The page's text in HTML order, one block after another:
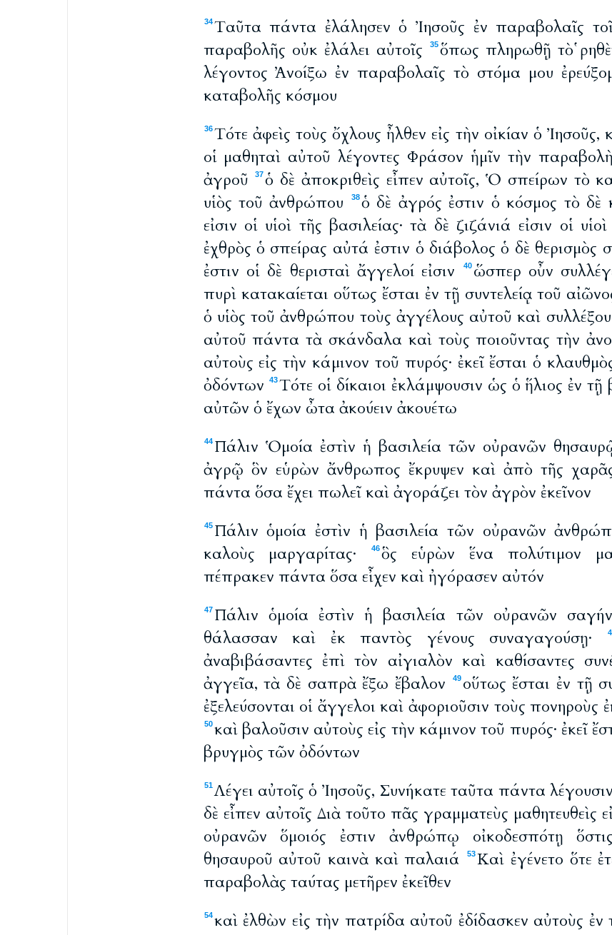
34 Ταῦτα πάντα ἐλάλησεν ὁ Ἰησοῦς ἐν παραβολαῖς
παραβολῆς οὐκ ἐλάλει αὐτοῖς
35ὅπως πληρωθῇ τὸ
λέγοντος Ἀνοίξω ἐν παραβολαῖς τὸ στόμα μου
καταβολῆς κόσμου
36 Τότε ἀφεὶς τοὺς ὄχλους ἦλθεν εἰς τὴν οἰκίαν ὁ
οἱ μαθηταὶ αὐτοῦ λέγοντες Φράσον ἡμῖν τὴν
ἀγροῦ
37ὁ δὲ ἀποκριθεὶς εἶπεν αὐτοῖς, Ὁ σπείρων τὸ
υἱὸς τοῦ ἀνθρώπου
38ὁ δὲ ἀγρός ἐστιν ὁ κόσμος τὸ δὲ
εἰσιν οἱ υἱοὶ τῆς βασιλείας· τὰ δὲ ζιζάνιά εἰσιν οἱ
ἐχθρὸς ὁ σπείρας αὐτά ἐστιν ὁ διάβολος ὁ δὲ θερισμὸς
ἐστιν οἱ δὲ θερισταὶ ἄγγελοί εἰσιν
40 ὥσπερ οὖν
πυρὶ κατακαίεται οὕτως ἔσται ἐν τῇ συντελείᾳ τοῦ
ὁ υἱὸς τοῦ ἀνθρώπου τοὺς ἀγγέλους αὐτοῦ καὶ
αὐτοῦ πάντα τὰ σκάνδαλα καὶ τοὺς ποιοῦντας τὴν
αὐτοὺς εἰς τὴν κάμινον τοῦ πυρός· ἐκεῖ ἔσται ὁ
ὀδόντων
43Τότε οἱ δίκαιοι ἐκλάμψουσιν ὡς ὁ ἥλιος ἐν
αὐτῶν ὁ ἔχων ὦτα ἀκούειν ἀκουέτω
44 Πάλιν Ὁμοία ἐστὶν ἡ βασιλεία τῶν οὐρανῶν
ἀγρῷ ὃν εὑρὼν ἄνθρωπος ἔκρυψεν καὶ ἀπὸ τῆς
πάντα ὅσα ἔχει πωλεῖ καὶ ἀγοράζει τὸν ἀγρὸν ἐκεῖνον
45 Πάλιν ὁμοία ἐστὶν ἡ βασιλεία τῶν οὐρανῶν
καλοὺς μαργαρίτας·
46ὃς εὑρὼν ἕνα πολύτιμον
πέπρακεν πάντα ὅσα εἶχεν καὶ ἠγόρασεν αὐτόν
47 Πάλιν ὁμοία ἐστὶν ἡ βασιλεία τῶν οὐρανῶν
θάλασσαν καὶ ἐκ παντὸς γένους συναγαγούσῃ·
ἀναβιβάσαντες ἐπὶ τὸν αἰγιαλὸν καὶ καθίσαντες
ἀγγεῖα, τὰ δὲ σαπρὰ ἔξω ἔβαλον
49 οὕτως ἔσται ἐν τῇ
ἐξελεύσονται οἱ ἄγγελοι καὶ ἀφοριοῦσιν τοὺς πονηροὺς
50 καὶ βαλοῦσιν αὐτοὺς εἰς τὴν κάμινον τοῦ πυρός· ἐκεῖ
βρυγμὸς τῶν ὀδόντων
51Λέγει αὐτοῖς ὁ Ἰησοῦς, Συνήκατε ταῦτα πάντα
δὲ εἶπεν αὐτοῖς Διὰ τοῦτο πᾶς γραμματεὺς μαθητευθεὶς
οὐρανῶν ὅμοιός ἐστιν ἀνθρώπῳ οἰκοδεσπότῃ
θησαυροῦ αὐτοῦ καινὰ καὶ παλαιά
53Καὶ ἐγένετο ὅτε
παραβολὰς ταύτας μετῆρεν ἐκεῖθεν
54 καὶ ἐλθὼν εἰς τὴν πατρίδα αὐτοῦ ἐδίδασκεν αὐτοὺς